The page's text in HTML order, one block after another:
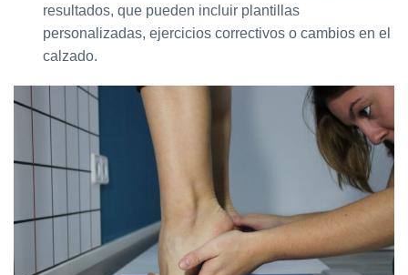
resultados, que pueden incluir plantillas
personalizadas, ejercicios correctivos o cambios en el
calzado.